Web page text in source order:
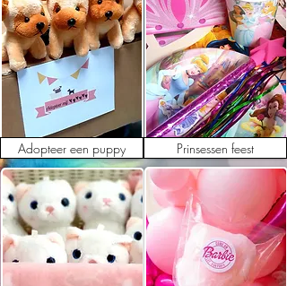
Adopteer een puppy Prinsessen feest